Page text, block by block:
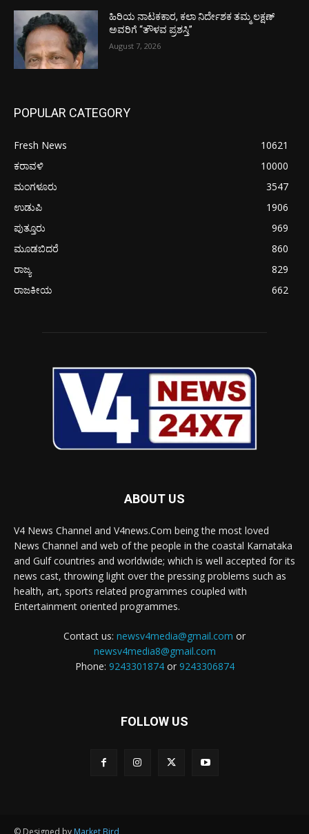
ಹಿರಿಯ ನಾಟಕಕಾರ, ಕಲಾ ನಿರ್ದೇಶಕ ತಮ್ಮ ಲಕ್ಷಣ್
ಅವರಿಗೆ “ತೌಳವ ಪ್ರಶಸ್ತಿ”
August 7, 2026
POPULAR CATEGORY
Fresh News
10621
ಕರಾವಳಿ
10000
ಮಂಗಳೂರು
3547
ಉಡುಪಿ
1906
ಪುತ್ತೂರು
969
ಮೂಡಬಿದರೆ
860
ರಾಜ್ಯ
829
ರಾಜಕೀಯ
662
ABOUT US
V4 News Channel and V4news.Com being the most loved
News Channel and web of the people in the coastal Karnataka
and Gulf countries and worldwide; which is well accepted for its
news cast, throwing light over the pressing problems such as
health, art, sports related programmes coupled with
Entertainment oriented programmes.
Contact us: newsv4media@gmail.com or
newsv4media8@gmail.com
Phone: 9243301874or 9243306874
FOLLOW US
© Designed by Market Bird